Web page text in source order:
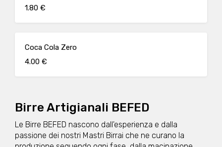
1.80 €
Coca Cola Zero
4.00 €
Birre Artigianali BEFED
Le Birre BEFED nascono dall'esperienza e dalla
passione dei nostri Mastri Birrai che ne curano la